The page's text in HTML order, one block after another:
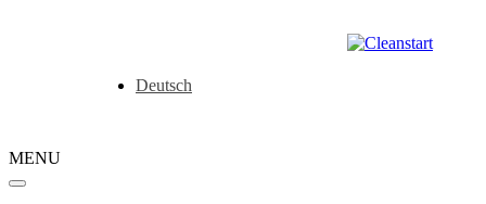
Deutsch
MENU